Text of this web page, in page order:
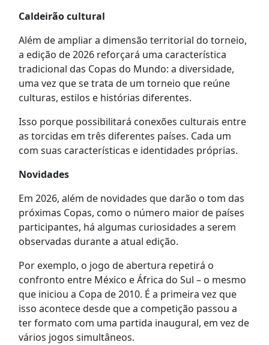
Caldeirão cultural
Além de ampliar a dimensão territorial do torneio,
a edição de 2026 reforçará uma característica
tradicional das Copas do Mundo: a diversidade,
uma vez que se trata de um torneio que reúne
culturas, estilos e histórias diferentes.
Isso porque possibilitará conexões culturais entre
as torcidas em três diferentes países. Cada um
com suas características e identidades próprias.
Novidades
Em 2026, além de novidades que darão o tom das
próximas Copas, como o número maior de países
participantes, há algumas curiosidades a serem
observadas durante a atual edição.
Por exemplo, o jogo de abertura repetirá o
confronto entre México e África do Sul – o mesmo
que iniciou a Copa de 2010. É a primeira vez que
isso acontece desde que a competição passou a
ter formato com uma partida inaugural, em vez de
vários jogos simultâneos.